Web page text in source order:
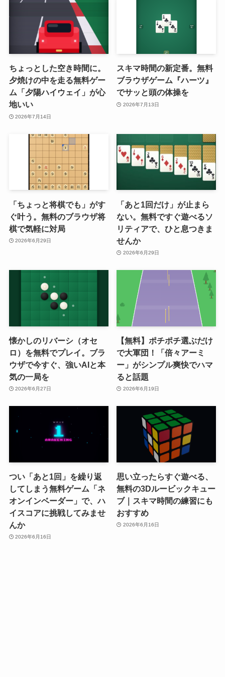
ちょっとした空き時間に。
夕焼けの中を走る無料ゲー
ム「夕陽ハイウェイ」が心
地いい
2026年7月14日
スキマ時間の新定番。無料
ブラウザゲーム『ハーツ』
でサッと頭の体操を
2026年7月13日
「ちょっと将棋でも」がす
ぐ叶う。無料のブラウザ将
棋で気軽に対局
2026年6月29日
「あと1回だけ」が止まら
ない。無料ですぐ遊べるソ
リティアで、ひと息つきま
せんか
2026年6月29日
懐かしのリバーシ（オセ
ロ）を無料でプレイ。ブラ
ウザで今すぐ、強いAIと本
気の一局を
2026年6月27日
【無料】ポチポチ選ぶだけ
で大軍団！「倍々アーミ
ー」がシンプル爽快でハマ
ると話題
2026年6月19日
つい「あと1回」を繰り返
してしまう無料ゲーム「ネ
オンインベーダー」で、ハ
イスコアに挑戦してみませ
んか
2026年6月16日
思い立ったらすぐ遊べる、
無料の3Dルービックキュー
ブ｜スキマ時間の練習にも
おすすめ
2026年6月16日